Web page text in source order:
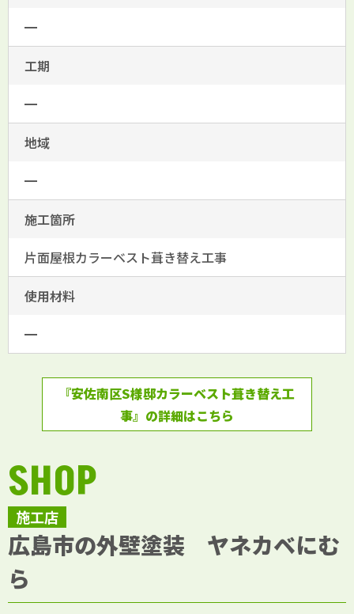
━
工期
━
地域
━
施工箇所
片面屋根カラーベスト葺き替え工事
使用材料
━
『安佐南区S様邸カラーベスト葺き替え工
事』の詳細はこちら
施工店
SHOP
広島市の外壁塗装 ヤネカベにむ
ら